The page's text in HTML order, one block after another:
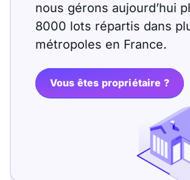
nous gérons aujourd’hui
8000 lots répartis dans
métropoles en France.
Vous êtes propriétaire ?